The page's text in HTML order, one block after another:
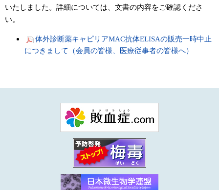
いたしました。詳細については、文書の内容をご確認くださ
い。
体外診断薬キャピリアMAC抗体ELISAの販売一時中⽌
につきまして（会員の皆様、医療従事者の皆様へ）